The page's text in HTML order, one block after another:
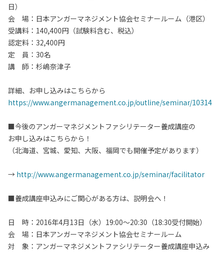
日）
会 場：日本アンガーマネジメント協会セミナールーム（港区）
受講料：140,400円（試験料含む、税込）
認定料：32,400円
定 員：30名
講 師：杉嶋奈津子
詳細、お申し込みはこちらから
https://www.angermanagement.co.jp/outline/seminar/10314
■今後のアンガーマネジメントファシリテーター養成講座の
お申し込みはこちらから！
（北海道、宮城、愛知、大阪、福岡でも開催予定があります）
→ http://www.angermanagement.co.jp/seminar/facilitator
■養成講座申込みにご関心がある方は、説明会へ！
日 時：2016年4月13日（水）19:00～20:30（18:30受付開始）
会 場：日本アンガーマネジメント協会セミナールーム
対 象：アンガーマネジメントファシリテーター養成講座申込み